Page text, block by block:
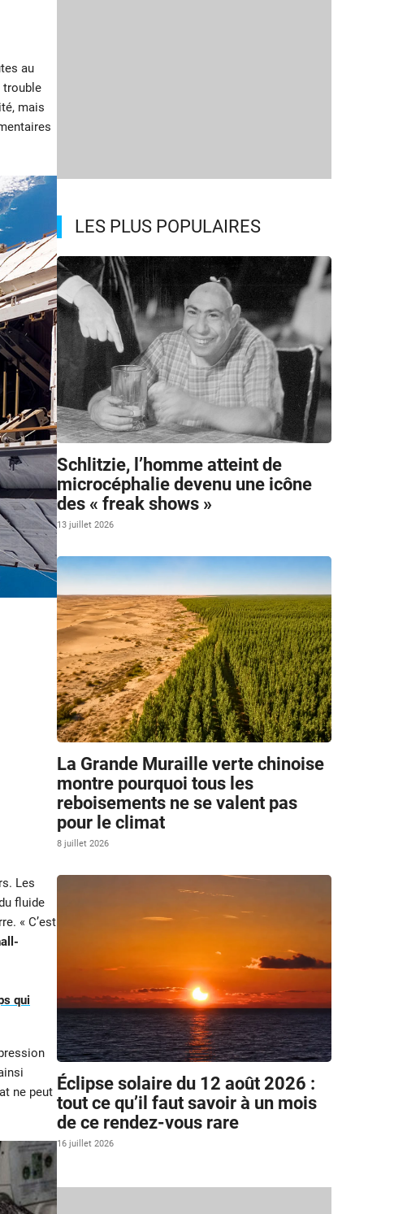
au
trouble
mais
Les
fluide
« C’est
qui
ne peut
LES PLUS POPULAIRES
Schlitzie, l’homme atteint de
microcéphalie devenu une icône
des « freak shows »
13 juillet 2026
La Grande Muraille verte chinoise
montre pourquoi tous les
reboisements ne se valent pas
pour le climat
8 juillet 2026
Éclipse solaire du 12 août 2026 :
tout ce qu’il faut savoir à un mois
de ce rendez-vous rare
16 juillet 2026